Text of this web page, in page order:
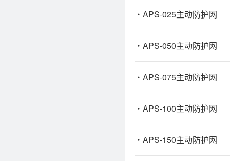
APS-025主动防护网
APS-050主动防护网
APS-075主动防护网
APS-100主动防护网
APS-150主动防护网